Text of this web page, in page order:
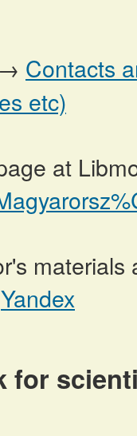
→ Contacts
etc)
at
materials
Yandex
for